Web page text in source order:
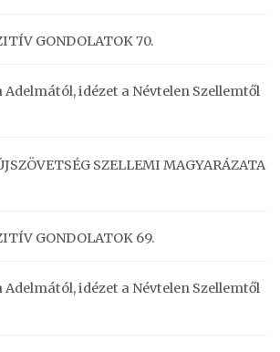
GONDOLATOK 70.
Adelmától, idézet a Névtelen Szellemtől
SZELLEMI MAGYARÁZATA
GONDOLATOK 69.
Adelmától, idézet a Névtelen Szellemtől